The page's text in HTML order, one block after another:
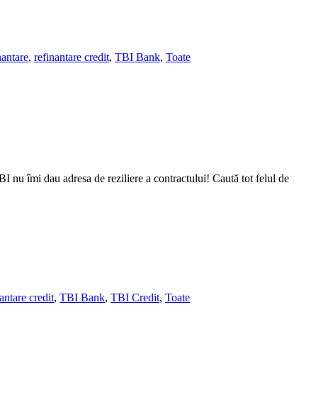
, refinantare credit, TBI Bank, Toate
nu îmi dau adresa de reziliere a contractului! Caută tot felul de
credit, TBI Bank, TBI Credit, Toate